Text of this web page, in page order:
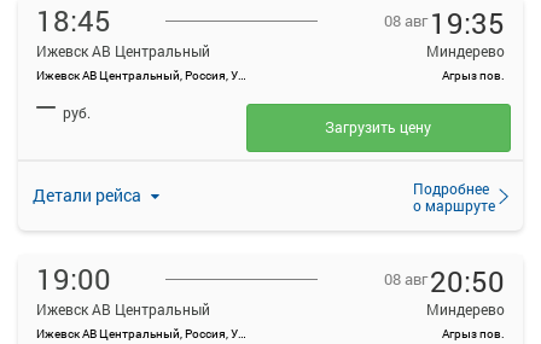
18:45
Ижевск АВ Центральный
Ижевск АВ Центральный, Россия, Удмуртская Республика, Ижевск, Красноармейская ул, 134А
08 авг 19:35
Миндерево
Агрыз пов.
Детали рейса
Подробнее
о маршруте
— руб.
Загрузить цену
19:00
Ижевск АВ Центральный
Ижевск АВ Центральный, Россия, Удмуртская Республика, Ижевск, Красноармейская ул, 134А
08 авг20:50
Миндерево
Агрыз пов.